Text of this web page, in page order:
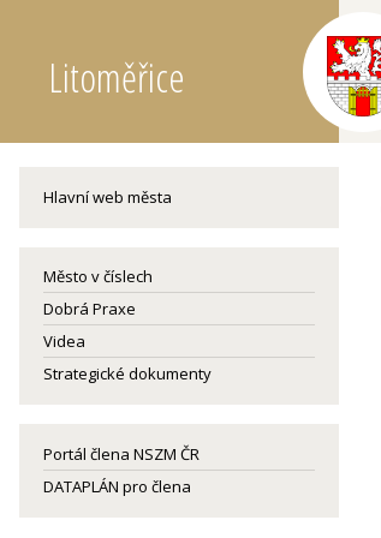
Litoměřice
Hlavní web města
Město v číslech
Dobrá Praxe
Videa
Strategické dokumenty
Portál člena NSZM ČR
DATAPLÁN pro člena